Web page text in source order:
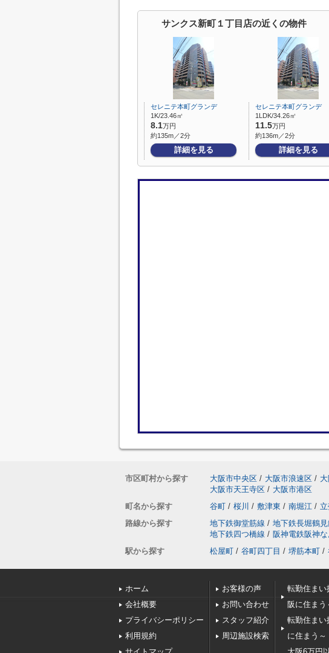
サンクス新町１丁目店の近くの物件
セレニテ本町グランデ
1K/23.46㎡
8.1万円
約135m／2分
詳細を見る
セレニテ本町グランデ
1LDK/34.26㎡
11.5万円
約136m／2分
詳細を見る
市区町村から探す 大阪市中央区 / 大阪市浪速区 /
大阪市天王寺区 / 大阪市港区
町名から探す
谷町 / 桜川 / 敷津東 / 南堀江 /
路線から探す
地下鉄御堂筋線 / 地下鉄長堀鶴
地下鉄四つ橋線 / 阪神電鉄阪神
駅から探す
松屋町 / 谷町四丁目 / 堺筋本町 /
ホーム
会社概要
プライバシーポリシー
利用規約
お客様の声
お問い合わせ
スタッフ紹介
周辺施設検索
転勤住まい
阪に住まう
転勤住まい
に住まう～